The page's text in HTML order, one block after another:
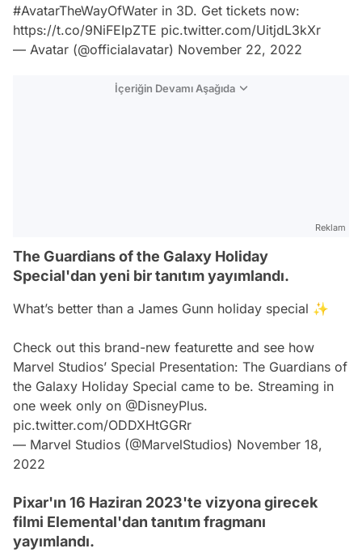
#AvatarTheWayOfWater in 3D. Get tickets now:
https://t.co/9NiFEIpZTE pic.twitter.com/UitjdL3kXr
— Avatar (@officialavatar) November 22, 2022
İçeriğin Devamı Aşağıda
Reklam
The Guardians of the Galaxy Holiday
Special'dan yeni bir tanıtım yayımlandı.
What’s better than a James Gunn holiday special ✨
Check out this brand-new featurette and see how
Marvel Studios’ Special Presentation: The Guardians of
the Galaxy Holiday Special came to be. Streaming in
one week only on @DisneyPlus.
pic.twitter.com/ODDXHtGGRr
— Marvel Studios (@MarvelStudios) November 18,
2022
Pixar'ın 16 Haziran 2023'te vizyona girecek
filmi Elemental'dan tanıtım fragmanı
yayımlandı.